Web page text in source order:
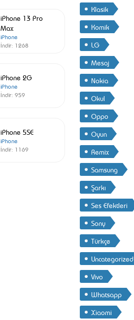
iPhone 13 Pro
Max
iPhone
İndir: 1268
iPhone 2G
iPhone
İndir: 959
iPhone 5SE
iPhone
İndir: 1169
Klasik
Komik
LG
Mesaj
Nokia
Okul
Oppo
Oyun
Remix
Samsung
Şarkı
Ses Efektleri
Sony
Türkçe
Uncategorized
Vivo
Whatsapp
Xiaomi